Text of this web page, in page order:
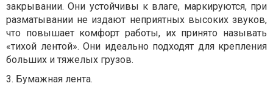
закрывании. Они устойчивы к влаге, маркируются, при
разматывании не издают неприятных высоких звуков,
что повышает комфорт работы, их принято называть
«тихой лентой». Они идеально подходят для крепления
больших и тяжелых грузов.
3. Бумажная лента.